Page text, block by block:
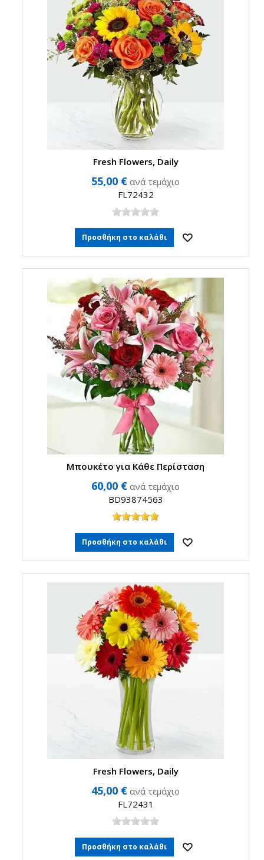
Fresh Flowers, Daily
55,00 € ανά τεμάχιο
FL72432
Προσθήκη στο καλάθι
Μπουκέτο για Κάθε Περίσταση
60,00 € ανά τεμάχιο
BD93874563
Προσθήκη στο καλάθι
Fresh Flowers, Daily
45,00 € ανά τεμάχιο
FL72431
Προσθήκη στο καλάθι